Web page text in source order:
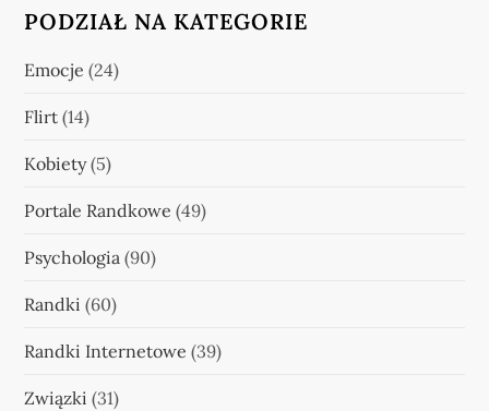
PODZIAŁ NA KATEGORIE
Emocje (24)
Flirt (14)
Kobiety(5)
Portale Randkowe (49)
Psychologia (90)
Randki (60)
Randki Internetowe (39)
Związki (31)